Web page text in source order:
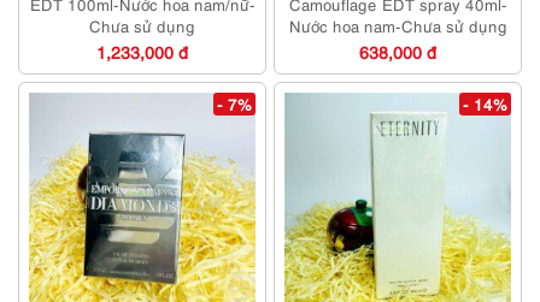
Chưa sử dụng
1,233,000 đ
Nước hoa nam-Chưa sử dụng
638,000 đ
- 7% - 14%